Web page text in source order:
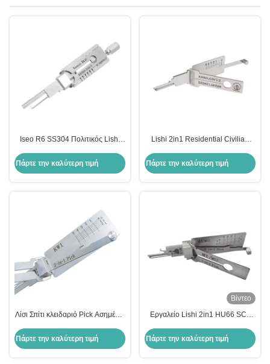
Iseo R6 SS304 Πολιτικός Lishi
κλειδαριού Αυτοκίνητο Εργαλεία
κλειδαριού Ενεργειακό κλειδί
Πάρτε την καλύτερη τιμή
Lishi 2in1 Residential Civilian
Tool(SS342) Reader for japan
KAWAJUN Locksmith Tools
Πάρτε την καλύτερη τιμή
Λίσι Σπίτι κλειδαριό Pick Ασημένιο
Pick εργαλείο Kw1 Lockpick Set
Decoder
Πάρτε την καλύτερη τιμή
Βίντεο
Εργαλείο Lishi 2in1 HU66 SC1
B111 TE2 Αποκωδικοποιητής
κλειδαριού
Πάρτε την καλύτερη τιμή